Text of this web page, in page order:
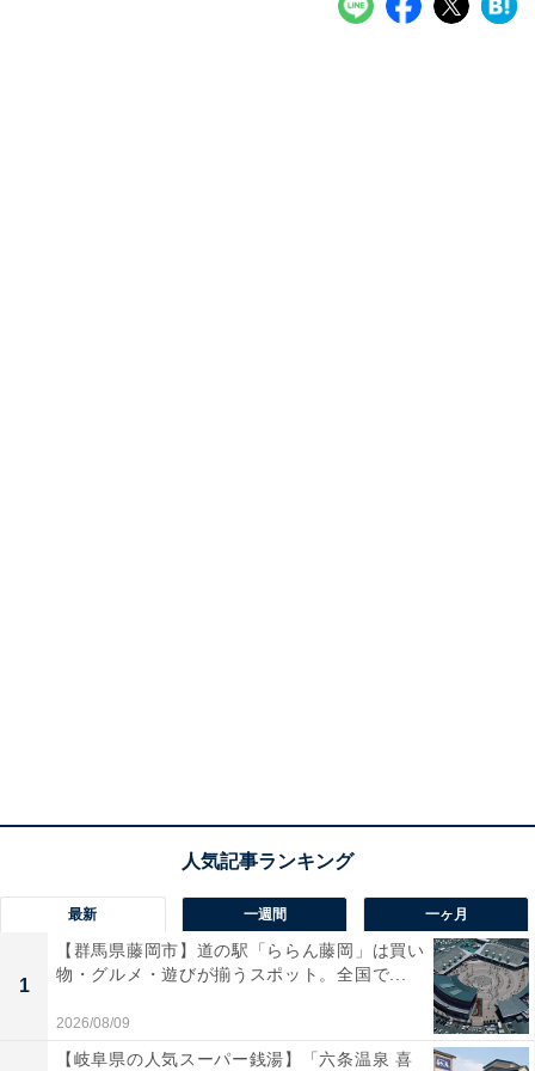
最新 一週間 一ヶ月
1
【群馬県藤岡市】道の駅「ららん藤岡」は買い
物・グルメ・遊びが揃うスポット。全国で...
2026/08/09
【岐阜県の人気スーパー銭湯】「六条温泉 喜